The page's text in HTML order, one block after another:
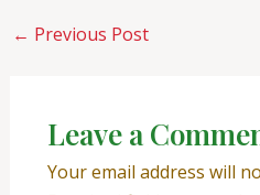
← Previous Post
Leave a
Your email address will